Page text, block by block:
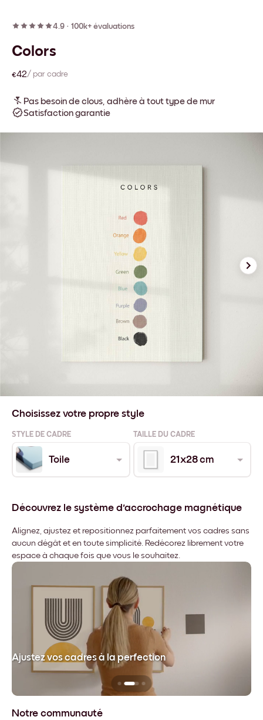
4.9 · 100k+ évaluations
Colors
€42/ par cadre
Pas besoin de clous, adhère à tout type de mur
Satisfaction garantie
Choisissez votre propre style
STYLE DE CADRE TAILLE DU CADRE
Toile 21x28 cm
Découvrez le système d'accrochage magnétique
Alignez, ajustez et repositionnez parfaitement vos cadres sans
aucun dégât et en toute simplicité. Redécorez librement votre
espace à chaque fois que vous le souhaitez.
Ajustez vos cadres à la perfection
Notre communauté